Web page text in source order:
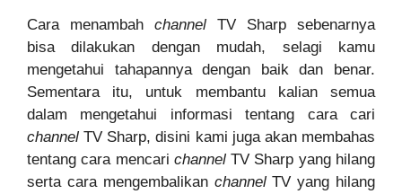
Cara menambah channel TV Sharp sebenarnya
bisa dilakukan dengan mudah, selagi kamu
mengetahui tahapannya dengan baik dan benar.
Sementara itu, untuk membantu kalian semua
dalam mengetahui informasi tentang cara cari
channelTV Sharp, disini kami juga akan membahas
tentang cara mencari channelTV Sharp yang hilang
serta cara mengembalikan channelTV yang hilang